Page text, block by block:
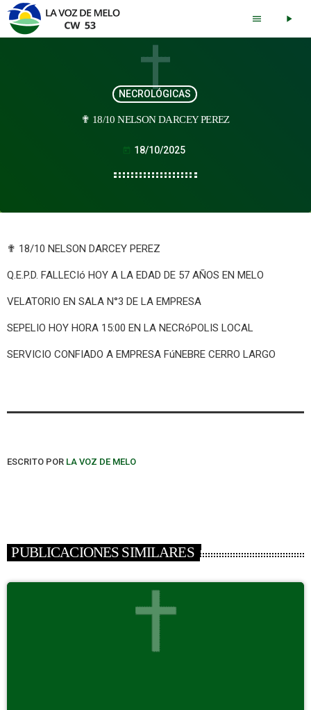
menu play_arrow
NECROLÓGICAS
✟ 18/10 NELSON DARCEY PEREZ
today 18/10/2025
✟ 18/10 NELSON DARCEY PEREZ
Q.E.P.D. FALLECIó HOY A LA EDAD DE 57 AÑOS EN MELO
VELATORIO EN SALA N°3 DE LA EMPRESA
SEPELIO HOY HORA 15:00 EN LA NECRóPOLIS LOCAL
SERVICIO CONFIADO A EMPRESA FúNEBRE CERRO LARGO
ESCRITO POR LA VOZ DE MELO
PUBLICACIONES SIMILARES